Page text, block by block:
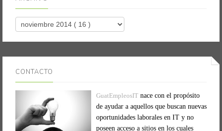
CONTACTO
GuatEmpleosIT nace con el propósito
de ayudar a aquellos que buscan nuevas
oportunidades laborales en IT y no
poseen acceso a sitios en los cuales